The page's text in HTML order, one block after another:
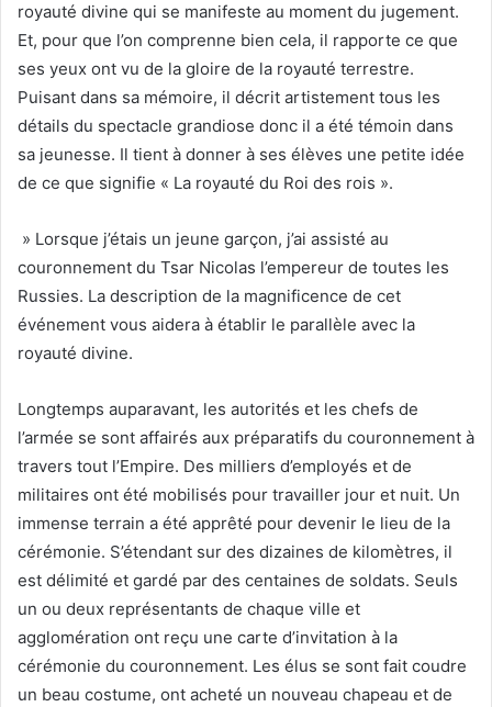
royauté divine qui se manifeste au moment du jugement.
Et, pour que l’on comprenne bien cela, il rapporte ce que
ses yeux ont vu de la gloire de la royauté terrestre.
Puisant dans sa mémoire, il décrit artistement tous les
détails du spectacle grandiose donc il a été témoin dans
sa jeunesse. Il tient à donner à ses élèves une petite idée
de ce que signifie « La royauté du Roi des rois ».
» Lorsque j’étais un jeune garçon, j’ai assisté au
couronnement du Tsar Nicolas l’empereur de toutes les
Russies. La description de la magnificence de cet
événement vous aidera à établir le parallèle avec la
royauté divine.
Longtemps auparavant, les autorités et les chefs de
l’armée se sont affairés aux préparatifs du couronnement à
travers tout l’Empire. Des milliers d’employés et de
militaires ont été mobilisés pour travailler jour et nuit. Un
immense terrain a été apprêté pour devenir le lieu de la
cérémonie. S’étendant sur des dizaines de kilomètres, il
est délimité et gardé par des centaines de soldats. Seuls
un ou deux représentants de chaque ville et
agglomération ont reçu une carte d’invitation à la
cérémonie du couronnement. Les élus se sont fait coudre
un beau costume, ont acheté un nouveau chapeau et de